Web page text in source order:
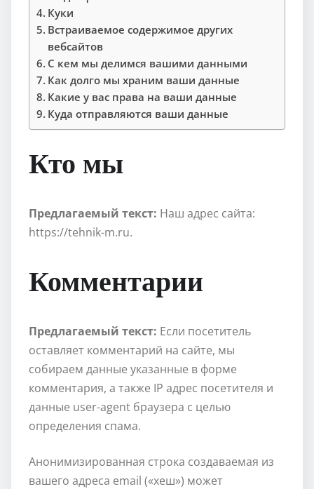
Куки
Встраиваемое содержимое других
вебсайтов
С кем мы делимся вашими данными
Как долго мы храним ваши данные
Какие у вас права на ваши данные
Куда отправляются ваши данные
Кто мы
Предлагаемый текст: Наш адрес сайта:
https://tehnik-m.ru.
Комментарии
Предлагаемый текст: Если посетитель
оставляет комментарий на сайте, мы
собираем данные указанные в форме
комментария, а также IP адрес посетителя и
данные user-agent браузера с целью
определения спама.
Анонимизированная строка создаваемая из
вашего адреса email («хеш») может